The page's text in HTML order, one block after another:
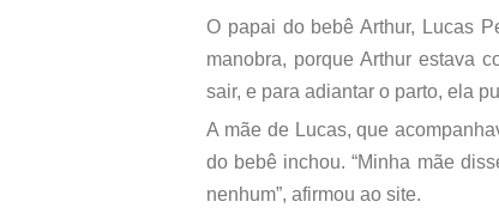
O papai do bebê Arthur, Lucas
manobra, porque Arthur estava
sair, e para adiantar o parto, ela
A mãe de Lucas, que
do bebê inchou. “Minha mãe
nenhum”, afirmou ao site.